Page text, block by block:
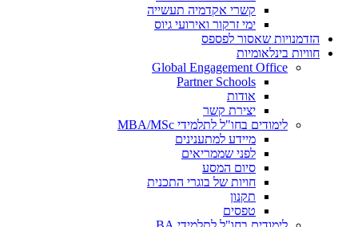
קשרי אקדמיה תעשייה
ימי זרקור ואירועי גיוס
הזדמנויות שאסור לפספס
חוויות בינלאומיות
Global Engagement Office
Partner Schools
אודות
יצירת קשר
לימודים בחו"ל לתלמידי MBA/MSc
מיידע למתענינים
לפני שממריאים
סיום המסע
חויות של בוגרי התכנית
תקנון
טפסים